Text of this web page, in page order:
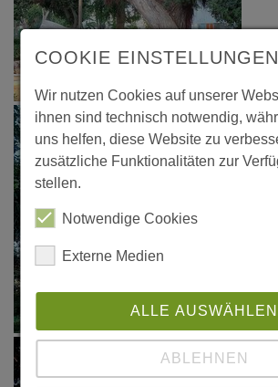
COOKIE EINSTELLUNGEN
Wir nutzen Cookies auf unserer
ihnen sind technisch notwendig,
uns helfen, diese Website zu
zusätzliche Funktionalitäten zur
stellen.
Notwendige Cookies
Externe Medien
ALLE AUSWÄHLEN
ABLEHNEN